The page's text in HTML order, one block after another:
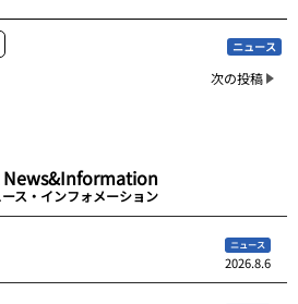
ニュース
次の投稿
ス・インフォメーション
ニュース
2026.8.6